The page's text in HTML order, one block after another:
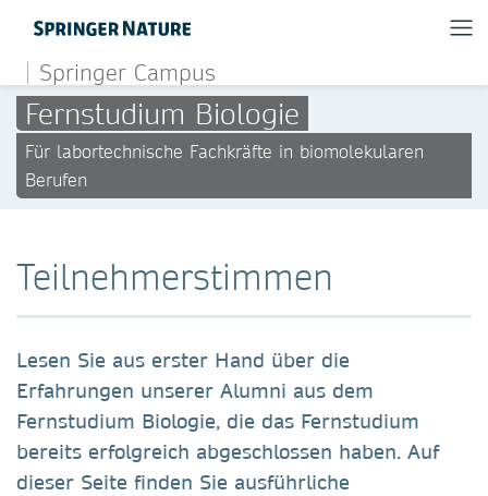
Springer Campus
Fernstudium Biologie
Für labortechnische Fachkräfte in biomolekularen
Berufen
Teilnehmerstimmen
Lesen Sie aus erster Hand über die
Erfahrungen unserer Alumni aus dem
Fernstudium Biologie, die das Fernstudium
bereits erfolgreich abgeschlossen haben. Auf
dieser Seite finden Sie ausführliche